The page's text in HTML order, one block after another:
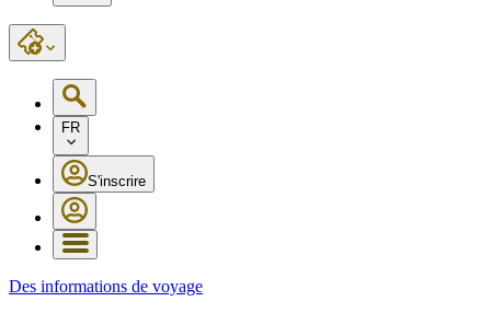
FR
S'inscrire
Des informations de voyage